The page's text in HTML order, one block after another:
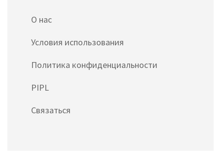
О нас
Условия использования
Политика конфиденциальности
PIPL
Связаться